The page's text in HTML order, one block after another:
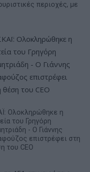
περιοχές, με
Ολοκληρώθηκε η
του Γρηγόρη
- Ο Γιάννης
επιστρέφει στη
του CEO